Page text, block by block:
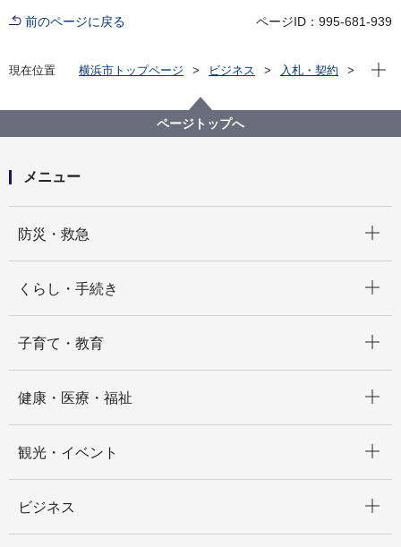
前のページに戻る ページID：995-681-939
現在位置 横浜市トップページ ビジネス
入札・契約
現在
ページトップへ
メニュー
防災・救急
くらし・手続き
子育て・教育
健康・医療・福祉
観光・イベント
ビジネス